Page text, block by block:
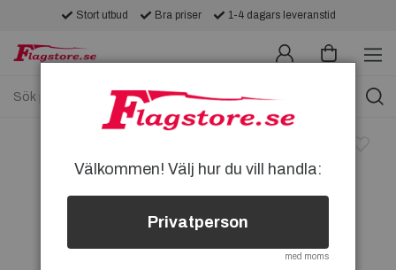
Stort utbud Bra priser 1-4 dagars leveranstid
Välkommen! Välj hur du vill handla:
Privatperson
med moms